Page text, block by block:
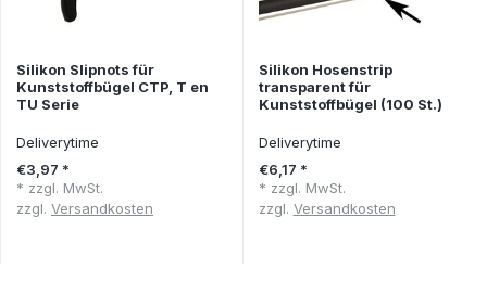
Silikon Slipnots für
Kunststoffbügel CTP, T en
TU Serie
Deliverytime
€3,97 *
* zzgl. MwSt.
zzgl. Versandkosten
Silikon Hosenstrip
transparent für
Kunststoffbügel (100 St.)
Deliverytime
€6,17 *
* zzgl. MwSt.
zzgl. Versandkosten